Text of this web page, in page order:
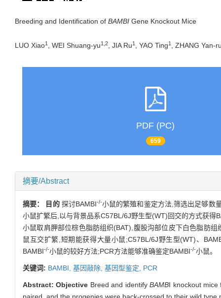
Breeding and Identification of BAMBI Gene Knockout Mice
LUO Xiao1 , WEI Shuang-yu1,2 , JIA Ru1 , YAO Ting1 , ZHANG Yan-
PDF (PC)
659
摘要/Abstract
摘要： 目的探讨BAMBI-/-小鼠的繁殖和鉴定方法,筛选出足够数
小鼠扩繁后,以与背景品系C57BL/6J野生型(WT)回交的方式获得
小鼠取肩胛部位棕色脂肪组织(BAT),腹股沟部位皮下白色脂肪
鼠互交扩繁,短期能获得大量小鼠;C57BL/6J野生型(WT)、
BAMBI-/-小鼠的较好方法;PCR方法能够准确鉴定BAMBI-/-小鼠。
关键词: BAMBI, 基因敲除, 基因型鉴定, PCR
Abstract:Objective Breed and identifyBAMBI knockout